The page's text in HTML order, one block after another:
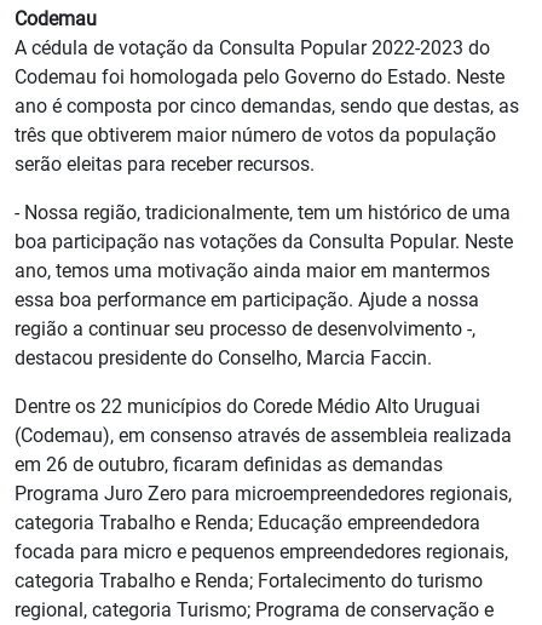
Codemau
A cédula de votação da Consulta Popular 2022-2023 do
Codemau foi homologada pelo Governo do Estado. Neste
ano é composta por cinco demandas, sendo que destas, as
três que obtiverem maior número de votos da população
serão eleitas para receber recursos.
- Nossa região, tradicionalmente, tem um histórico de uma
boa participação nas votações da Consulta Popular. Neste
ano, temos uma motivação ainda maior em mantermos
essa boa performance em participação. Ajude a nossa
região a continuar seu processo de desenvolvimento -,
destacou presidente do Conselho, Marcia Faccin.
Dentre os 22 municípios do Corede Médio Alto Uruguai
(Codemau), em consenso através de assembleia realizada
em 26 de outubro, ficaram definidas as demandas
Programa Juro Zero para microempreendedores regionais,
categoria Trabalho e Renda; Educação empreendedora
focada para micro e pequenos empreendedores regionais,
categoria Trabalho e Renda; Fortalecimento do turismo
regional, categoria Turismo; Programa de conservação e